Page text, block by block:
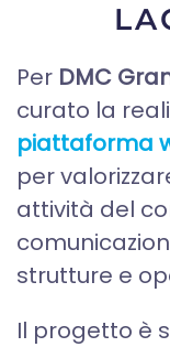
Per DMC
curato la
piattaforma
per
attività del
strutture e
Il progetto è